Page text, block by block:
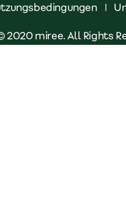
|
2020 miree. All Rights